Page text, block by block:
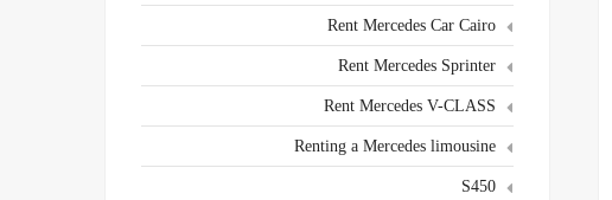
Rent Mercedes Car Cairo
Rent Mercedes Sprinter
Rent Mercedes V-CLASS
Renting a Mercedes limousine
S450